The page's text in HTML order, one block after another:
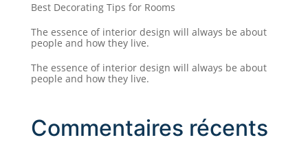
Best Decorating Tips for Rooms
The essence of interior design will always be about
people and how they live.
The essence of interior design will always be about
people and how they live.
Commentaires récents